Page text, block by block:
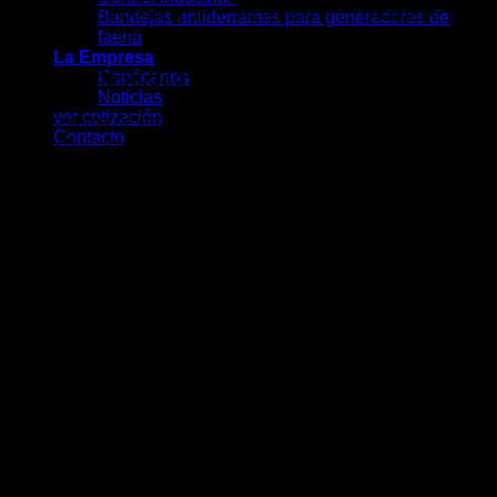
Bandejas antiderrames para generadores de
faena
La Empresa
Conócenos
Noticias
ver cotización
Contacto
que se pueda desocupar un establecimiento o lugar de
trabajo con seguridad y calma.
Alta confiabilidad
Este sistema de emergencia respalda a las empresas y
diversas instalaciones que requieren de un sistema de